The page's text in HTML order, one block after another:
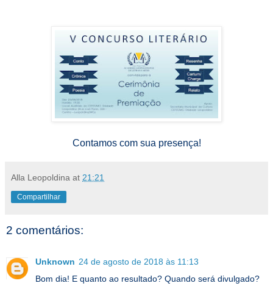
Contamos com sua presença!
Alla Leopoldina at 21:21
Compartilhar
2 comentários:
Unknown 24 de agosto de 2018 às 11:13
Bom dia! E quanto ao resultado? Quando será divulgado?